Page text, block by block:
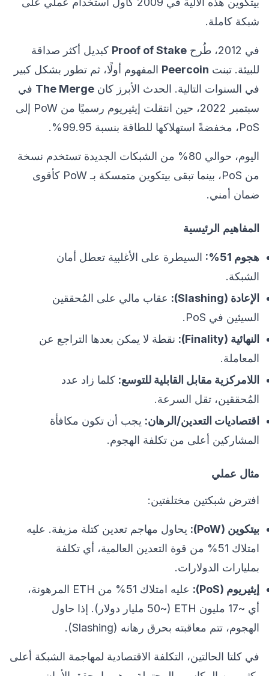
شبكة كاملة.
في 2012، طُرح Proof of Stake كبديل أكثر صداقة
للبيئة. تبنت Peercoin المفهوم أولًا، ثم تطور بشكل كبير
في السنوات التالية. الحدث الأبرز كان The Merge في
سبتمبر 2022، حين انتقلت إيثيريوم رسميًا من PoW إلى
PoS، مخفضةً استهلاكها للطاقة بنسبة 99.95%.
اليوم، حوالي 80% من الشبكات الجديدة تستخدم نسخة
من PoS، بينما تبقى بيتكوين متمسكة بـ PoW كأقوى
ضمان أمني.
المفاهيم الرئيسية
هجوم 51%:
السيطرة على الأغلبية تعطل أمان
الشبكة.
الإعادة (Slashing):
عقاب مالي على المُحققين
السيئين في PoS.
النهائية (Finality):
نقطة لا يمكن بعدها التراجع عن
المعاملة.
اللامركزية مقابل القابلية للتوسع: كلما زاد عدد
المُحققين، تقل السرعة.
اقتصاديات التعدين/الرهان: يجب أن تكون مكافأة
المشاركين أعلى من تكلفة الهجوم.
مثال عملي
افترض شبكتين مختلفتين:
بيتكوين (PoW):
يحاول مهاجم تعدين كتلة مزيفة. عليه
امتلاك 51% من قوة التعدين العالمية، أي تكلفة
بمليارات الدولارات.
إيثيريوم (PoS):
عليه امتلاك 51% من ETH المرهونة،
أي ~17 مليون ETH (~50 مليار دولار). إذا حاول
الهجوم، تتم معاقبته بحرق رهانه (Slashing).
في كلتا الحالتين، التكلفة الاقتصادية لمهاجمة الشبكة أعلى